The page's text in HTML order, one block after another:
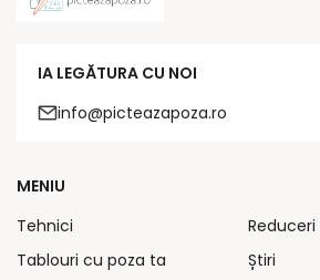
IA LEGĂTURA CU NOI
info@picteazapoza.ro
MENIU
Tehnici
Tablouri cu poza ta
Reduceri
Știri